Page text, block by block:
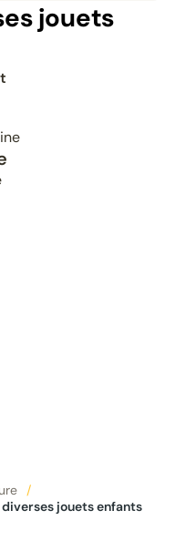
jouets
/
diverses jouets enfants